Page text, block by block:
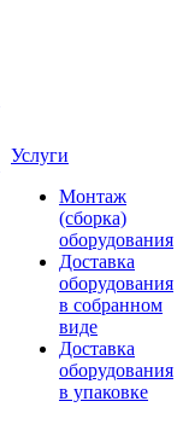
Услуги
Монтаж
(сборка)
оборудования
Доставка
оборудования
в собранном
виде
Доставка
оборудования
в упаковке